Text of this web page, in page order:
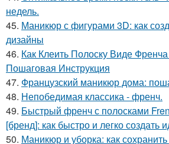
недель.
45. Маникюр с фигурами 3D: как
дизайны
46. Как Клеить Полоску Виде
Пошаговая Инструкция
47. Французский маникюр дома:
48. Непобедимая классика - френч.
49. Быстрый френч с полосками
[бренд]: как быстро и легко создать
50. Маникюр и уборка: как